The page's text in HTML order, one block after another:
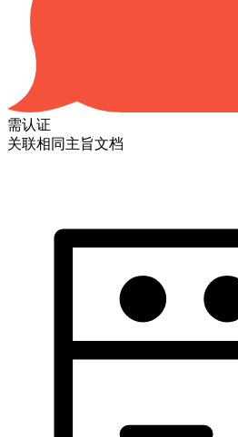
需认证
关联相同主旨文档